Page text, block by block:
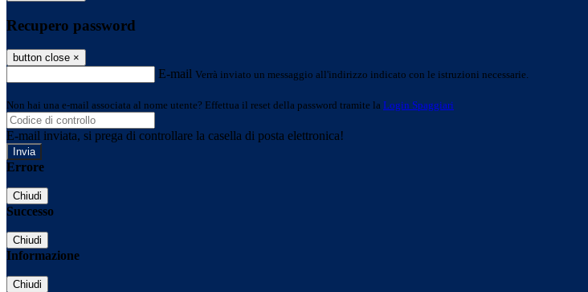
Recupero password
button close ×
E-mail Verrà inviato un messaggio all'indirizzo indicato con le istruzioni necessarie.
Non hai una e-mail associata al nome utente? Effettua il reset della password tramite la Login Spaggiari
E-mail inviata, si prega di controllare la casella di posta elettronica!
Errore
Chiudi
Successo
Chiudi
Informazione
Chiudi